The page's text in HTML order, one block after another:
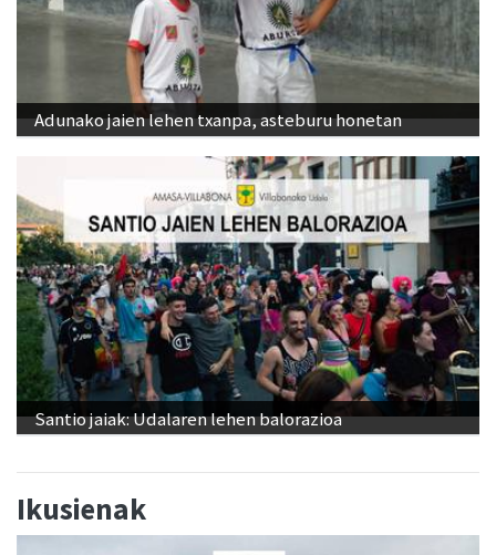
Adunako jaien lehen txanpa, asteburu honetan
Santio jaiak: Udalaren lehen balorazioa
Ikusienak